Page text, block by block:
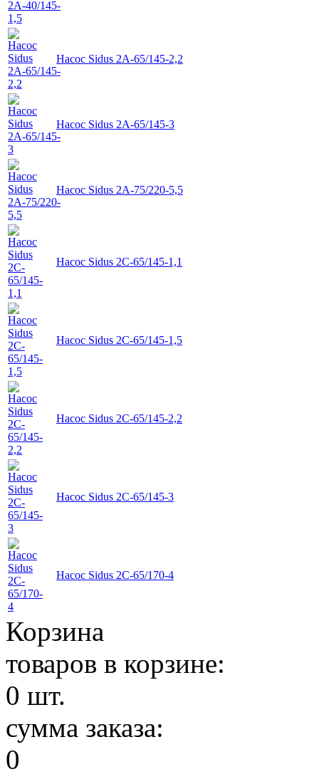
Насос Sidus 2А-65/145-2,2
Насос Sidus 2А-65/145-3
Насос Sidus 2А-75/220-5,5
Насос Sidus 2C-65/145-1,1
Насос Sidus 2C-65/145-1,5
Насос Sidus 2C-65/145-2,2
Насос Sidus 2C-65/145-3
Насос Sidus 2C-65/170-4
Корзина
товаров в корзине:
0 шт.
сумма заказа:
0